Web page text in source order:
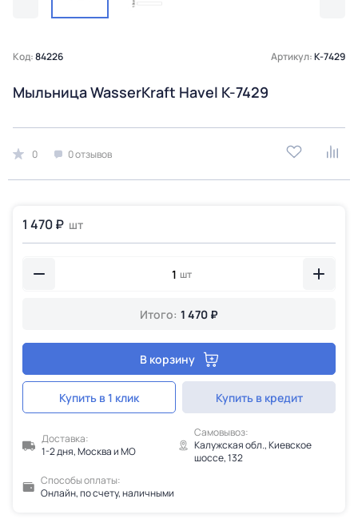
Код:84226 Артикул:K-7429
Мыльница WasserKraft Havel K-7429
0 0 отзывов
1 470 ₽ шт
шт
Итого: 1 470 ₽
В корзину
Купить в 1 клик Купить в кредит
Доставка:
1-2 дня, Москва и МО
Самовывоз:
Калужская обл., Киевское
шоссе, 132
Способы оплаты:
Онлайн, по счету, наличными